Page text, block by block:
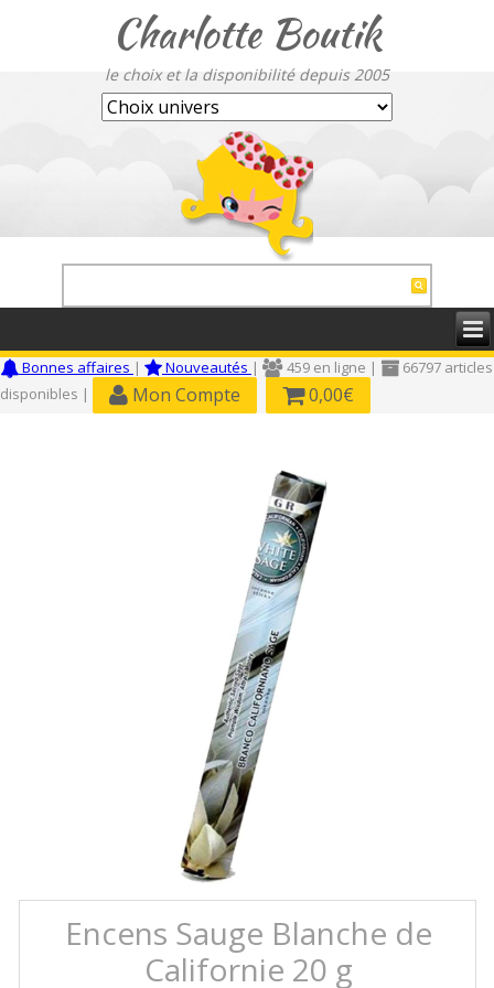
Charlotte Boutik
le choix et la disponibilité depuis 2005
Bonnes affaires | Nouveautés | 459 en ligne |
66797 articles
disponibles |
Mon Compte 0,00€
Encens Sauge Blanche de
Californie 20 g